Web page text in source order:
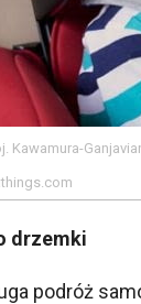
Kawamura-
drzemki
podróż